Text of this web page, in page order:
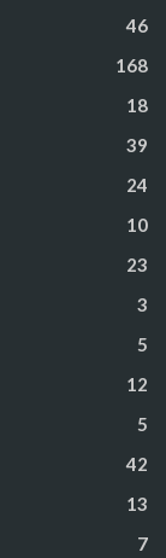
46
168
18
39
24
10
23
3
5
12
5
42
13
7